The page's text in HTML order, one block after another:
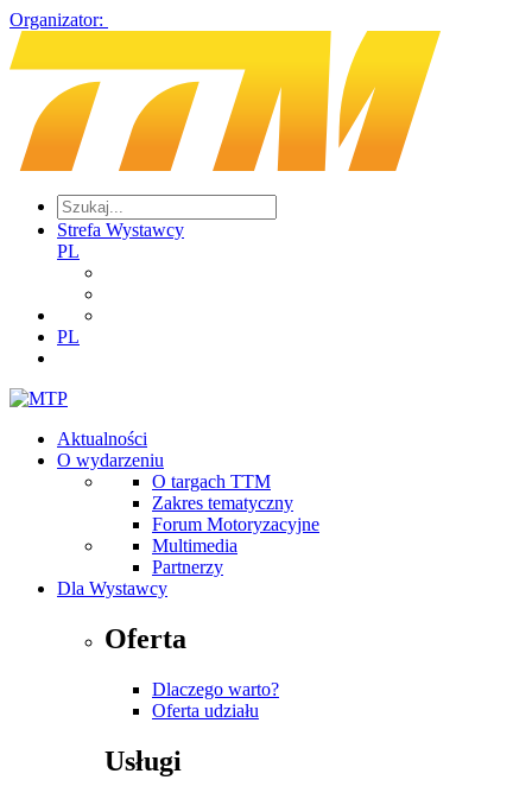
Organizator:
Strefa Wystawcy
PL
PL
Aktualności
O wydarzeniu
O targach TTM
Zakres tematyczny
Forum Motoryzacyjne
Multimedia
Partnerzy
Dla Wystawcy
Oferta
Dlaczego warto?
Oferta udziału
Usługi